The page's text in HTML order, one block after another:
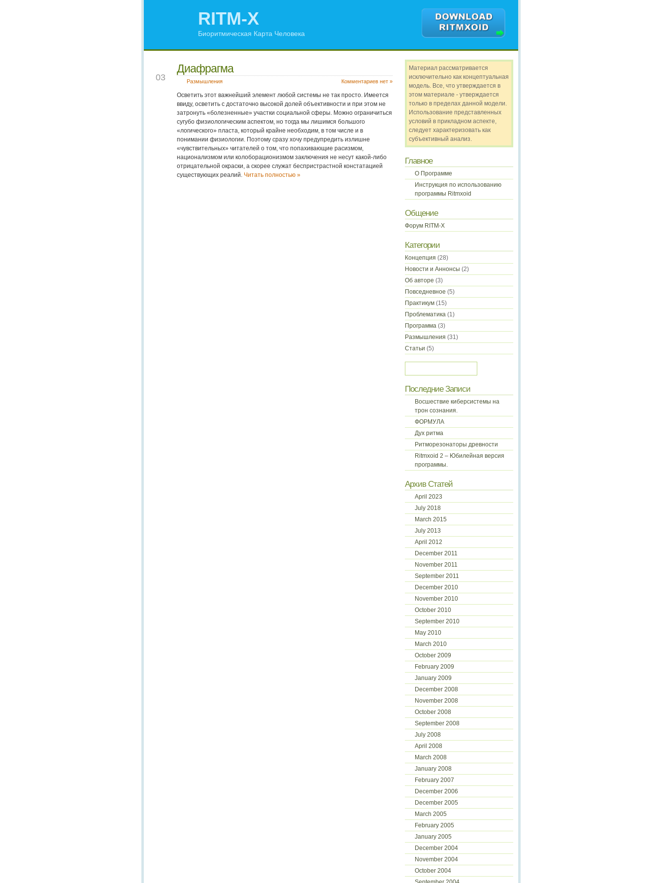
RITM-X
Биоритмическая Карта Человека
03
Диафрагма
Размышления Комментариев нет »
Осветить этот важнейший элемент любой системы не так просто. Имеется
ввиду, осветить с достаточно высокой долей объективности и при этом не
затронуть «болезненные» участки социальной сферы. Можно ограничиться
сугубо физиологическим аспектом, но тогда мы лишимся большого
«логического» пласта, который крайне необходим, в том числе и в
понимании физиологии. Поэтому сразу хочу предупредить излишне
«чувствительных» читателей о том, что попахивающие расизмом,
национализмом или колоборационизмом заключения не несут какой-либо
отрицательной окраски, а скорее служат беспристрастной констатацией
существующих реалий. Читать полностью »
Материал рассматривается
исключительно как концептуальная
модель. Все, что утверждается в
этом материале - утверждается
только в пределах данной модели.
Использование представленных
условий в прикладном аспекте,
следует характеризовать как
субъективный анализ.
Главное
О Программе
Инструкция по использованию
программы Ritmxoid
Общение
Форум RITM-X
Категории
Концепция (28)
Новости и Аннонсы (2)
Об авторе (3)
Повседневное (5)
Практикум (15)
Проблематика (1)
Программа (3)
Размышления (31)
Статьи (5)
Последние Записи
Восшествие киберсистемы на
трон сознания.
ФОРМУЛА
Дух ритма
Ритморезонаторы древности
Ritmxoid 2 – Юбилейная версия
программы.
Архив Статей
April 2023
July 2018
March 2015
July 2013
April 2012
December 2011
November 2011
September 2011
December 2010
November 2010
October 2010
September 2010
May 2010
March 2010
October 2009
February 2009
January 2009
December 2008
November 2008
October 2008
September 2008
July 2008
April 2008
March 2008
January 2008
February 2007
December 2006
December 2005
March 2005
February 2005
January 2005
December 2004
November 2004
October 2004